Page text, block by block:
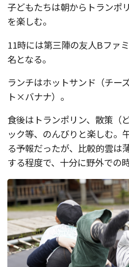
子どもたちは朝からトランポ
を楽しむ。
11時には第三陣の友人Bファ
名となる。
ランチはホットサンド（チー
ト×バナナ）。
食後はトランポリン、散策（
ック等、のんびりと楽しむ。
る予報だったが、比較的雲は
する程度で、十分に野外での